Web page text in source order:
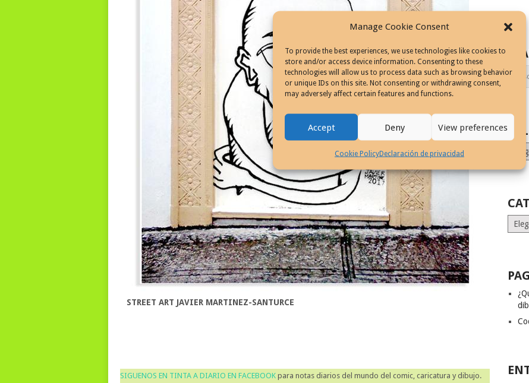
Manage Cookie Consent
To provide the best experiences, we use technologies like cookies to
store and/or access device information. Consenting to these
technologies will allow us to process data such as browsing behavior
or unique IDs on this site. Not consenting or withdrawing consent,
may adversely affect certain features and functions.
Accept Deny View preferences
Cookie PolicyDeclaración de privacidad
STREET ART JAVIER MARTINEZ-SANTURCE
SIGUENOS EN TINTA A DIARIO EN FACEBOOK para notas diarios del mundo del comic, caricatura y dibujo.